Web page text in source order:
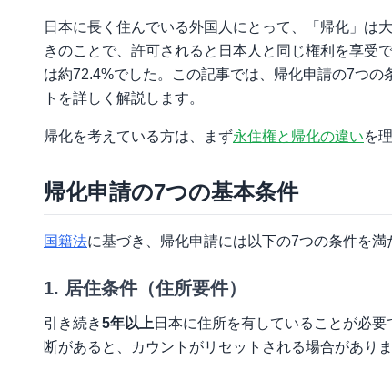
日本に長く住んでいる外国人にとって、「帰化」は
きのことで、許可されると日本人と同じ権利を享受
は約72.4%でした。この記事では、帰化申請の7つ
トを詳しく解説します。
帰化を考えている方は、まず永住権と帰化の違いを
帰化申請の7つの基本条件
国籍法に基づき、帰化申請には以下の7つの条件を満
1. 居住条件（住所要件）
引き続き5年以上 日本に住所を有していることが必
断があると、カウントがリセットされる場合があり